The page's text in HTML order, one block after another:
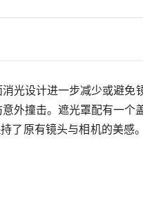
光设计进一步减少或避免
外撞击。遮光罩配有一个
了原有镜头与相机的美感。